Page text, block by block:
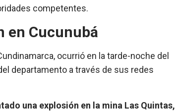
competentes.
en Cucunubá
ocurrió en la tarde-noche del
departamento a través de sus redes
una explosión en la mina Las Quintas,